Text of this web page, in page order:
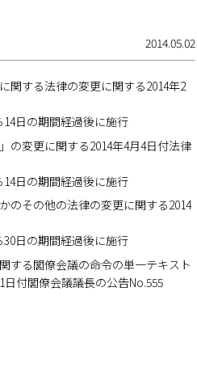
2014.05.02
関する法律の変更に関する2014年2
14日の期間経過後に施行
の変更に関する2014年4月4日付法律
14日の期間経過後に施行
のその他の法律の変更に関する2014
30日の期間経過後に施行
する閣僚会議の命令の単一テキスト
日付閣僚会議議長の公告No.555